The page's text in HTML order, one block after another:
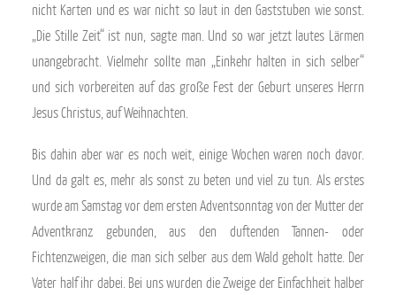
nicht Karten und es war nicht so laut in den Gaststuben wie sonst.
„Die Stille Zeit“ ist nun, sagte man. Und so war jetzt lautes Lärmen
unangebracht. Vielmehr sollte man „Einkehr halten in sich selber“
und sich vorbereiten auf das große Fest der Geburt unseres Herrn
Jesus Christus, auf Weihnachten.
Bis dahin aber war es noch weit, einige Wochen waren noch davor.
Und da galt es, mehr als sonst zu beten und viel zu tun. Als erstes
wurde am Samstag vor dem ersten Adventsonntag von der Mutter der
Adventkranz gebunden, aus den duftenden Tannen- oder
Fichtenzweigen, die man sich selber aus dem Wald geholt hatte. Der
Vater half ihr dabei. Bei uns wurden die Zweige der Einfachheit halber